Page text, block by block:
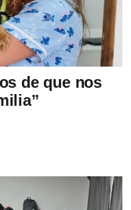
de que nos